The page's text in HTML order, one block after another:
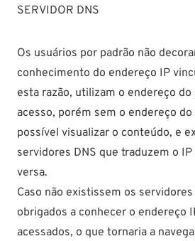
SERVIDOR DNS
Os usuários por padrão não
conhecimento do endereço IP
esta razão, utilizam o endereço do
acesso, porém sem o endereço
possível visualizar o conteúdo, e
servidores DNS que traduzem o
versa.
Caso não existissem os
obrigados a conhecer o endereço
acessados, o que tornaria a